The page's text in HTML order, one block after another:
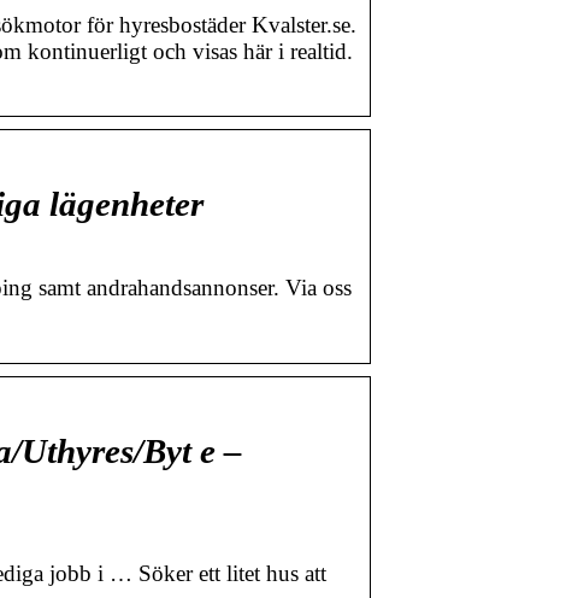
för hyresbostäder Kvalster.se.
kontinuerligt och visas här i realtid.
lägenheter
samt andrahandsannonser. Via oss
Uthyres/Byt e –
jobb i … Söker ett litet hus att